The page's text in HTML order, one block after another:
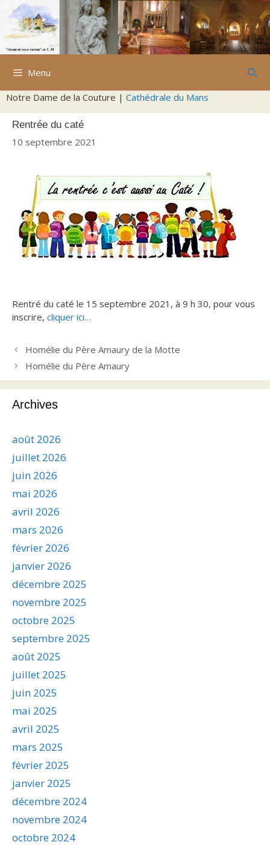
Aller
contenu
Menu
Notre Dame de la Couture | Cathédrale du Mans
Rentrée du caté
10 septembre 2021
Rentré du caté le 15 septembre 2021, à 9 h 30, pour vous
inscrire, cliquer ici…
Homélie du Père Amaury de la Motte
Homélie du Père Amaury
Archives
août 2026
juillet 2026
juin 2026
mai 2026
avril 2026
mars 2026
février 2026
janvier 2026
décembre 2025
novembre 2025
octobre 2025
septembre 2025
août 2025
juillet 2025
juin 2025
mai 2025
avril 2025
mars 2025
février 2025
janvier 2025
décembre 2024
novembre 2024
octobre 2024